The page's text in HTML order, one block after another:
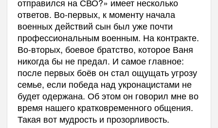
ответов. Во-первых, к моменту начала
военных действий сын был уже почти
профессиональным военным. На контракте.
Во-вторых, боевое братство, которое Ваня
никогда бы не предал. И самое главное:
после первых боёв он стал ощущать угрозу
семье, если победа над укронацистами не
будет одержана. Об этом он говорил мне во
время нашего кратковременного общения.
Такая вот мудрость и прозорливость.